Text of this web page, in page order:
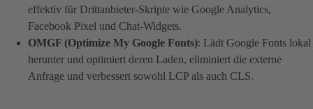
effektiv für Drittanbieter-Skripte wie Google Analytics,
Facebook Pixel und Chat-Widgets.
OMGF (Optimize My Google Fonts): Lädt Google Fonts lokal
herunter und optimiert deren Laden, eliminiert die externe
Anfrage und verbessert sowohl LCP als auch CLS.